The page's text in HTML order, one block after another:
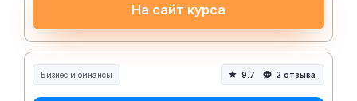
На сайт курса
Бизнес и финансы 9.7 2 отзыва